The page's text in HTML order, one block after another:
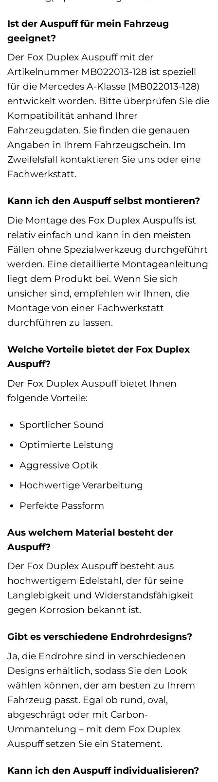
Ist der Auspuff für mein Fahrzeug
geeignet?
Der Fox Duplex Auspuff mit der
Artikelnummer MB022013-128 ist speziell
für die Mercedes A-Klasse (MB022013-128)
entwickelt worden. Bitte überprüfen Sie die
Kompatibilität anhand Ihrer
Fahrzeugdaten. Sie finden die genauen
Angaben in Ihrem Fahrzeugschein. Im
Zweifelsfall kontaktieren Sie uns oder eine
Fachwerkstatt.
Kann ich den Auspuff selbst montieren?
Die Montage des Fox Duplex Auspuffs ist
relativ einfach und kann in den meisten
Fällen ohne Spezialwerkzeug durchgeführt
werden. Eine detaillierte Montageanleitung
liegt dem Produkt bei. Wenn Sie sich
unsicher sind, empfehlen wir Ihnen, die
Montage von einer Fachwerkstatt
durchführen zu lassen.
Welche Vorteile bietet der Fox Duplex
Auspuff?
Der Fox Duplex Auspuff bietet Ihnen
folgende Vorteile:
Sportlicher Sound
Optimierte Leistung
Aggressive Optik
Hochwertige Verarbeitung
Perfekte Passform
Aus welchem Material besteht der
Auspuff?
Der Fox Duplex Auspuff besteht aus
hochwertigem Edelstahl, der für seine
Langlebigkeit und Widerstandsfähigkeit
gegen Korrosion bekannt ist.
Gibt es verschiedene Endrohrdesigns?
Ja, die Endrohre sind in verschiedenen
Designs erhältlich, sodass Sie den Look
wählen können, der am besten zu Ihrem
Fahrzeug passt. Egal ob rund, oval,
abgeschrägt oder mit Carbon-
Ummantelung – mit dem Fox Duplex
Auspuff setzen Sie ein Statement.
Kann ich den Auspuff individualisieren?